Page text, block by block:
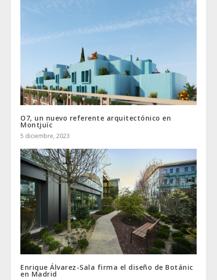
O7, un nuevo referente arquitectónico en
Montjuïc
5 diciembre, 2023
Enrique Álvarez-Sala firma el diseño de Botánic
en Madrid